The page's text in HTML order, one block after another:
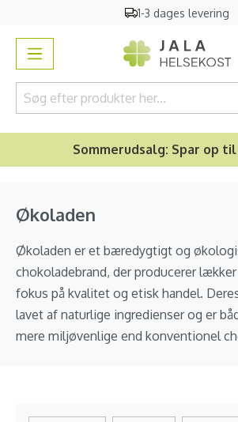
Sommerudsalg: Spar op
Økoladen
Økoladen er et bæredygtigt og
chokoladebrand, der producerer
fokus på kvalitet og etisk handel.
lavet af naturlige ingredienser og er
mere miljøvenlige end konventionel